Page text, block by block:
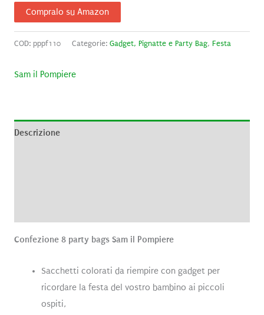
Compralo su Amazon
COD: pppf110 Categorie: Gadget, Pignatte e Party Bag, Festa
Sam il Pompiere
Descrizione
Confezione 8 party bags Sam il Pompiere
Sacchetti colorati da riempire con gadget per
ricordare la festa del vostro bambino ai piccoli
ospiti,